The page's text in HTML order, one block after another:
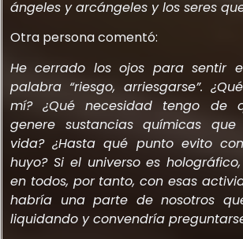
ángeles y arcángeles y los seres
Otra persona comentó:
He cerrado los ojos para sentir
palabra “riesgo, arriesgarse”.
mí? ¿Qué necesidad tengo de
genere sustancias químicas
vida? ¿Hasta qué punto evito
huyo? Si el universo es
en todos, por tanto, con esas
habría una parte de nosotros
liquidando y convendría